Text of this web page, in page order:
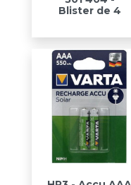
Blister de 4